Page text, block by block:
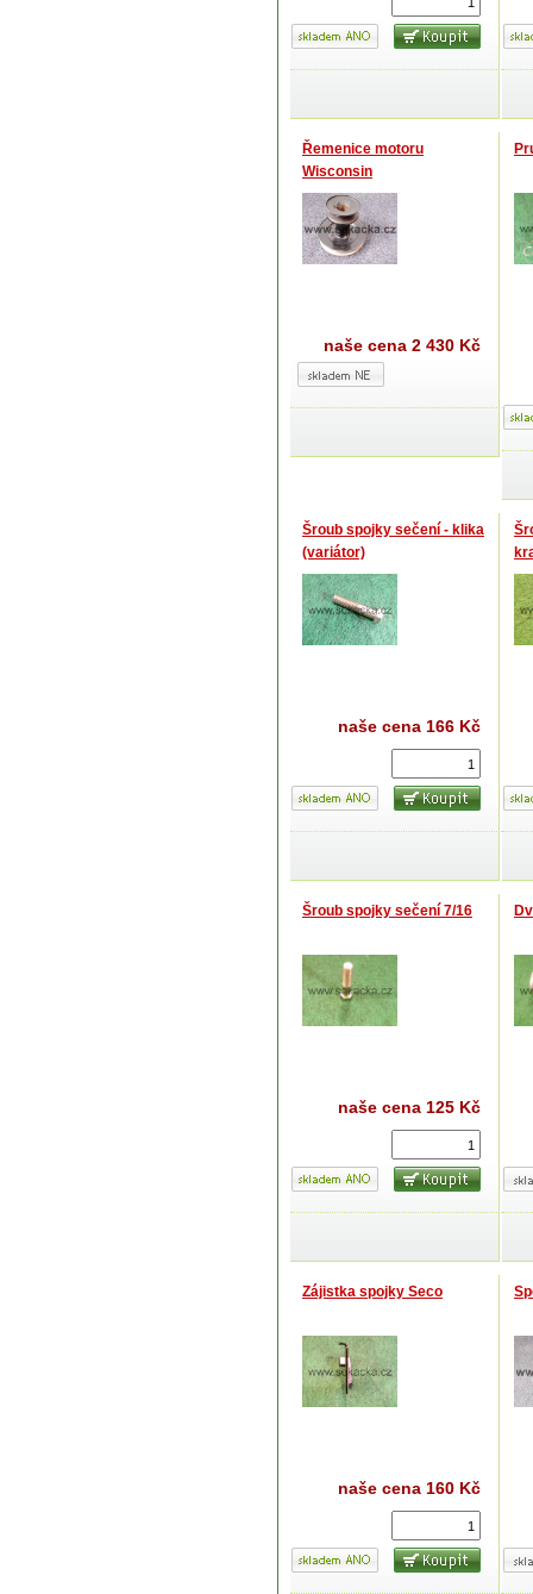
Řemenice motoru
Wisconsin
naše cena 2 430 Kč
Šroub spojky sečení - klika
(variátor)
naše cena 166 Kč
Šroub spojky sečení 7/16
naše cena 125 Kč
Zájistka spojky Seco
naše cena 160 Kč